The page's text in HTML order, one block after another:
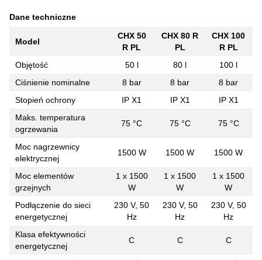
Dane techniczne
Model
CHX 50
R PL
CHX 80 R
PL
CHX 100
R PL
Objętość
50 l 80 l
100 l
Ciśnienie nominalne
8 bar 8 bar
8 bar
Stopień ochrony
IP X1 IP X1
IP X1
Maks. temperatura
ogrzewania
75 °С 75 °С 75 °С
Moc nagrzewnicy
elektrycznej
1500 W 1500 W 1500 W
Moc elementów
grzejnych
1 х 1500
W
1 х 1500
W
1 х 1500
W
Podłączenie do sieci
energetycznej
230 V, 50
Hz
230 V, 50
Hz
230 V, 50
Hz
Klasa efektywności
energetycznej
С С С